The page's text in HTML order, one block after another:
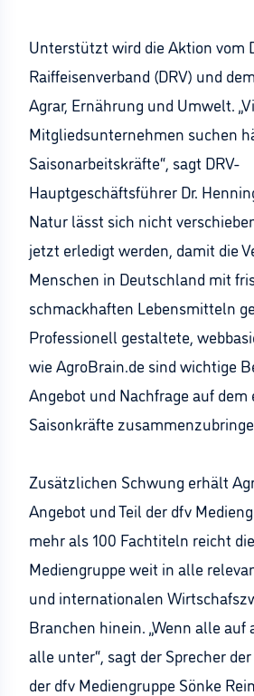
Unterstützt wird die Aktion vom
Raiffeisenverband (DRV) und
Agrar, Ernährung und Umwelt.
Mitgliedsunternehmen suchen
Saisonarbeitskräfte“, sagt DRV-
Hauptgeschäftsführer Dr.
Natur lässt sich nicht
jetzt erledigt werden, damit die
Menschen in Deutschland mit
schmackhaften Lebensmitteln
Professionell gestaltete,
wie AgroBrain.de sind wichtige
Angebot und Nachfrage auf
Saisonkräfte
Zusätzlichen Schwung erhält
Angebot und Teil der dfv
mehr als 100 Fachtiteln reicht
Mediengruppe weit in alle
und internationalen
Branchen hinein. „Wenn alle
alle unter“, sagt der Sprecher
der dfv Mediengruppe Sönke